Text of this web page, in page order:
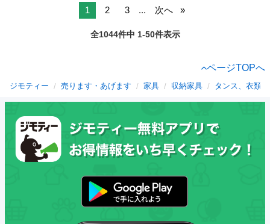
1 2 3 ... 次へ
全1044件中 1-50件表示
ページTOPへ
ジモティー 売ります・あげます 家具 収納家具 タンス、衣類